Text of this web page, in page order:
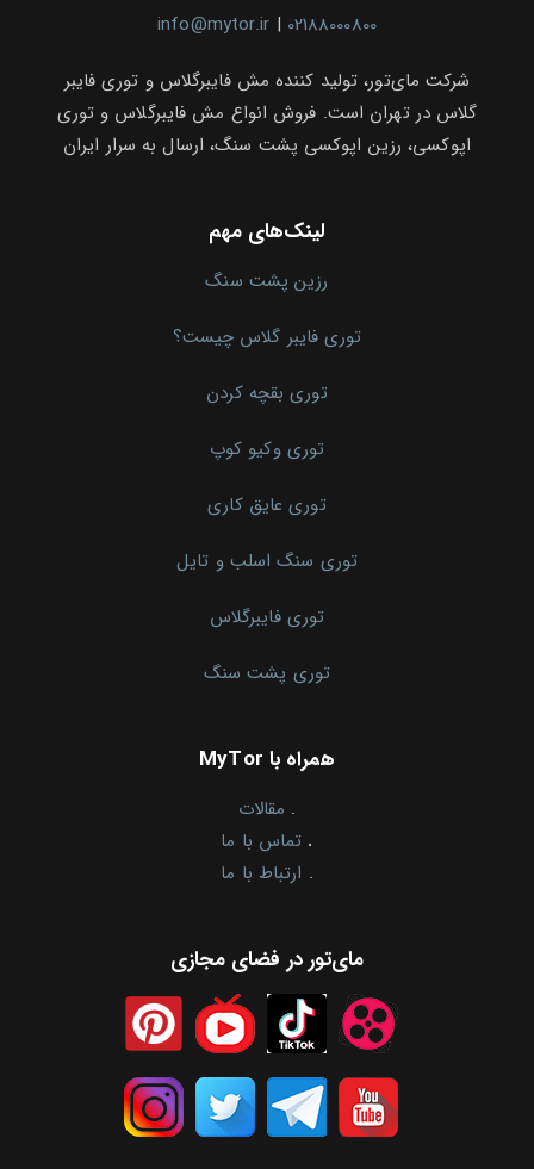
info@mytor.ir | 02188000800
شرکت مای‌تور، تولید کننده مش فایبرگلاس و توری فایبر
گلاس در تهران است. فروش انواع مش فایبرگلاس و توری
اپوکسی، رزین اپوکسی پشت سنگ، ارسال به سرار ایران
لینک‌های مهم
رزین پشت سنگ
توری فایبر گلاس چیست؟
توری بقچه کردن
توری وکیو کوپ
توری عایق کاری
توری سنگ اسلب و تایل
توری فایبرگلاس
توری پشت سنگ
همراه با MyTor
. مقالات
. تماس با ما
. ارتباط با ما
مای‌تور در فضای مجازی